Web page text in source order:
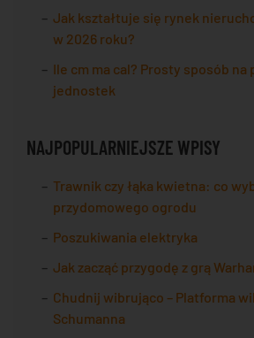
Jak kształtuje się rynek
w 2026 roku?
Ile cm ma cal? Prosty sposób na
jednostek
NAJPOPULARNIEJSZE WPISY
Trawnik czy łąka kwietna: co
przydomowego ogrodu
Poszukiwania elektryka
Jak zacząć przygodę z grą
Chudnij wibrująco – Platforma
Schumanna